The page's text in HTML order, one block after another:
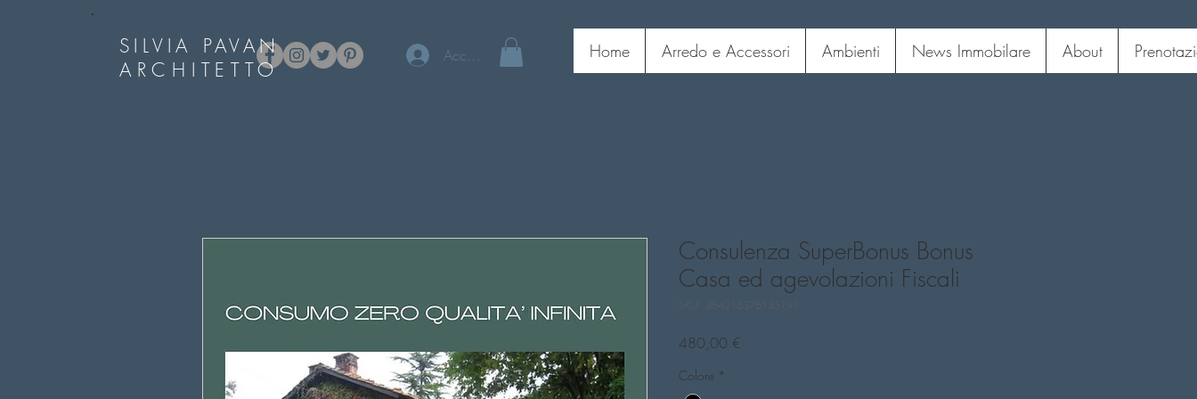
SILVIA PAVAN
ARCHITETTO
Accedi Home Arredo e Accessori Ambienti News Immobilare About
Consulenza SuperBonus Bonus
Casa ed agevolazioni Fiscali
SKU: 364215376135191
480,00 €
Colore *